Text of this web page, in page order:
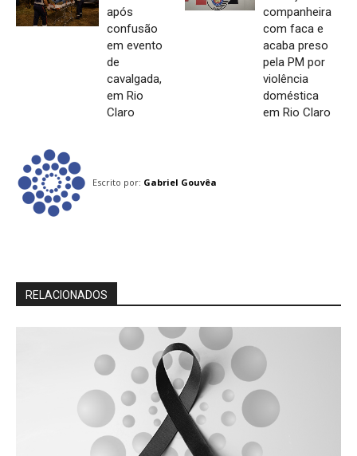
após
confusão
em evento
de
cavalgada,
em Rio
Claro
companheira
com faca e
acaba preso
pela PM por
violência
doméstica
em Rio Claro
Escrito por: Gabriel Gouvêa
RELACIONADOS